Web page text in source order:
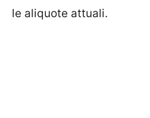
le aliquote attuali.